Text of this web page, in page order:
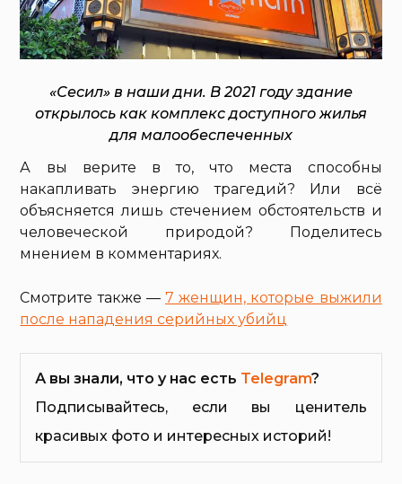
«Сесил» в наши дни. В 2021 году здание
открылось как комплекс доступного жилья
для малообеспеченных
А вы верите в то, что места способны
накапливать энергию трагедий? Или всё
объясняется лишь стечением обстоятельств и
человеческой природой? Поделитесь
мнением в комментариях.
Смотрите также — 7 женщин, которые выжили
после нападения серийных убийц
А вы знали, что у нас есть Telegram?
Подписывайтесь, если вы ценитель
красивых фото и интересных историй!